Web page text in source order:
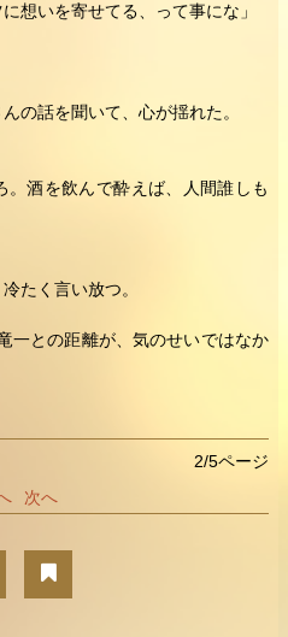
想いを寄せてる、って事にな」
の話を聞いて、心が揺れた。
。酒を飲んで酔えば、人間誰しも
たく言い放つ。
一との距離が、気のせいではなか
2/5ページ
次へ